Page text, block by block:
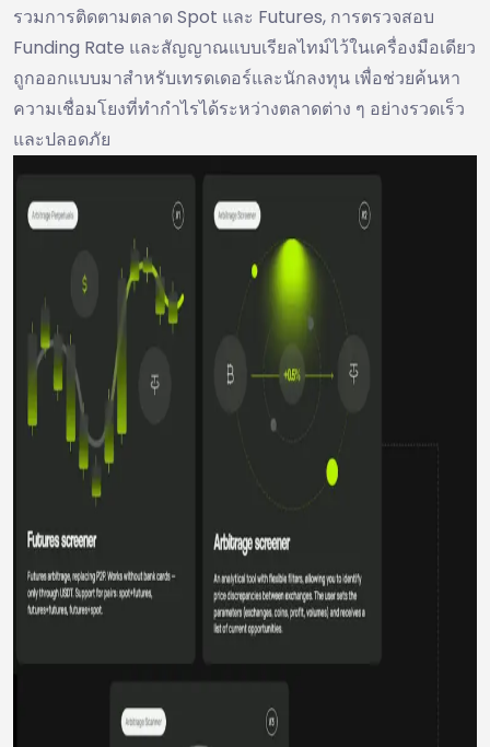
รวมการติดตามตลาด Spot และ Futures, การตรวจสอบ
Funding Rate และสัญญาณแบบเรียลไทม์ไว้ในเครื่องมือเดียว
ถูกออกแบบมาสำหรับเทรดเดอร์และนักลงทุน เพื่อช่วยค้นหา
ความเชื่อมโยงที่ทำกำไรได้ระหว่างตลาดต่าง ๆ อย่างรวดเร็ว
และปลอดภัย